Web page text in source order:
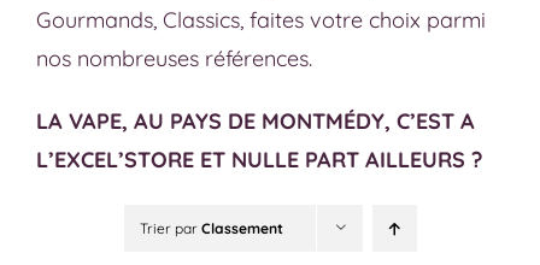
Gourmands, Classics, faites votre choix parmi
nos nombreuses références.
LA VAPE, AU PAYS DE MONTMÉDY, C’EST A
L’EXCEL’STORE ET NULLE PART AILLEURS ?
Trier par Classement